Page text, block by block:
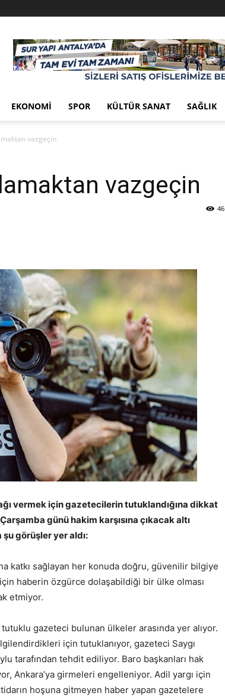
EKONOMI SPOR KÜLTÜR SANAT SAĞLIK
vazgeçin
vazgeçin
46
vermek için gazetecilerin tutuklandığına dikkat
günü hakim karşısına çıkacak altı
görüşler yer aldı:
katkı sağlayan her konuda doğru, güvenilir bilgiye
haberin özgürce dolaşabildiği bir ülke olması
etmiyor.
gazeteci bulunan ülkeler arasında yer alıyor.
için tutuklanıyor, gazeteci Saygı
tarafından tehdit ediliyor. Baro başkanları hak
Ankara’ya girmeleri engelleniyor. Adil yargı için
hoşuna gitmeyen haber yapan gazetelere